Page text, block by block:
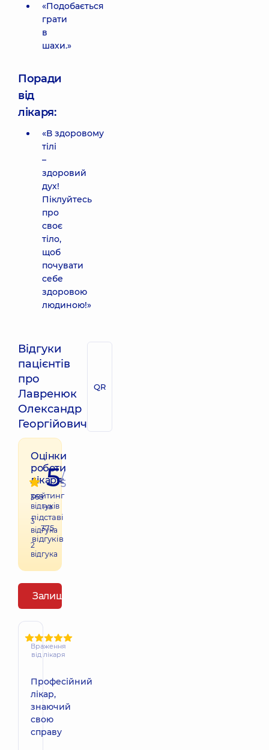
«Подобається
грати
в
шахи.»
Поради
від
лікаря:
«В здоровому
тілі
–
здоровий
дух!
Піклуйтесь
про
своє
тіло,
щоб
почувати
себе
здоровою
людиною!»
Відгуки
пацієнтів
про
Лавренюк
Олександр
Георгійович
QR
Оцінки
роботи
лікаря:
368
відгуків
3
відгука
2
відгука
5/
5
рейтинг
на
підставі
375
відгуків
Залишити відгук
Враження
від лікаря
Професійний
лікар,
знаючий
свою
справу